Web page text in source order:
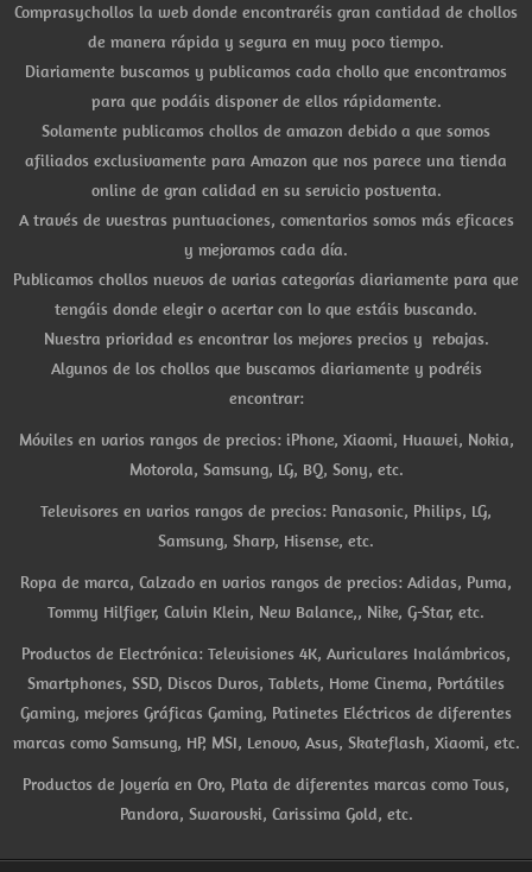
Comprasychollos la web donde encontraréis gran cantidad de chollos
de manera rápida y segura en muy poco tiempo.
Diariamente buscamos y publicamos cada chollo que encontramos
para que podáis disponer de ellos rápidamente.
Solamente publicamos chollos de amazon debido a que somos
afiliados exclusivamente para Amazon que nos parece una tienda
online de gran calidad en su servicio postventa.
A través de vuestras puntuaciones, comentarios somos más eficaces
y mejoramos cada día.
Publicamos chollos nuevos de varias categorías diariamente para que
tengáis donde elegir o acertar con lo que estáis buscando.
Nuestra prioridad es encontrar los mejores precios y rebajas.
Algunos de los chollos que buscamos diariamente y podréis
encontrar:
Móviles en varios rangos de precios: iPhone, Xiaomi, Huawei, Nokia,
Motorola, Samsung, LG, BQ, Sony, etc.
Televisores en varios rangos de precios: Panasonic, Philips, LG,
Samsung, Sharp, Hisense, etc.
Ropa de marca, Calzado en varios rangos de precios: Adidas, Puma,
Tommy Hilfiger, Calvin Klein, New Balance,, Nike, G-Star, etc.
Productos de Electrónica: Televisiones 4K, Auriculares Inalámbricos,
Smartphones, SSD, Discos Duros, Tablets, Home Cinema, Portátiles
Gaming, mejores Gráficas Gaming, Patinetes Eléctricos de diferentes
marcas como Samsung, HP, MSI, Lenovo, Asus, Skateflash, Xiaomi, etc.
Productos de Joyería en Oro, Plata de diferentes marcas como Tous,
Pandora, Swarovski, Carissima Gold, etc.